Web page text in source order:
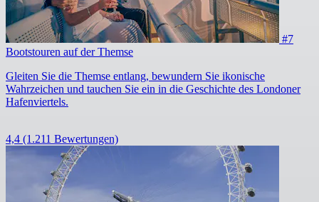
#7
Bootstouren auf der Themse
Gleiten Sie die Themse entlang, bewundern Sie ikonische
Wahrzeichen und tauchen Sie ein in die Geschichte des Londoner
Hafenviertels.
4,4 (1.211 Bewertungen)